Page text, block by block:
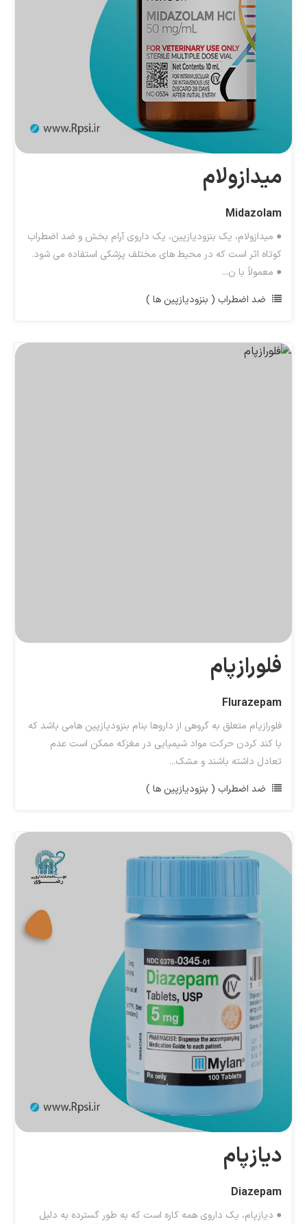
میدازولام
Midazolam
● میدازولام، یک بنزودیازپین، یک داروی آرام بخش و ضد اضطراب
کوتاه اثر است که در محیط های مختلف پزشکی استفاده می شود.
● معمولاً با ن...
ضد اضطراب ( بنزودیازپین ها )
فلورازپام
Flurazepam
فلورازپام متعلق به گروهی از داروها بنام بنزودیازپین هامی باشد که
با کند کردن حرکت مواد شیمیایی در مغزکه ممکن است عدم
تعادل داشته باشند و مشک...
ضد اضطراب ( بنزودیازپین ها )
دیازپام
Diazepam
● دیازپام، یک داروی همه کاره است که به طور گسترده به دلیل